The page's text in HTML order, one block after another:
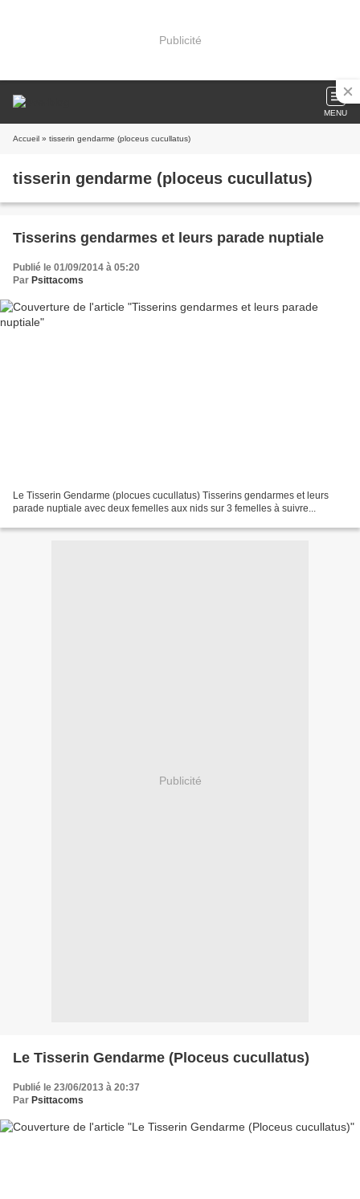
Publicité
MENU
Accueil » tisserin gendarme (ploceus cucullatus)
tisserin gendarme (ploceus cucullatus)
Tisserins gendarmes et leurs parade nuptiale
Publié le 01/09/2014 à 05:20
Par Psittacoms
Le Tisserin Gendarme (plocues cucullatus) Tisserins gendarmes et leurs
parade nuptiale avec deux femelles aux nids sur 3 femelles à suivre...
Publicité
Le Tisserin Gendarme (Ploceus cucullatus)
Publié le 23/06/2013 à 20:37
Par Psittacoms